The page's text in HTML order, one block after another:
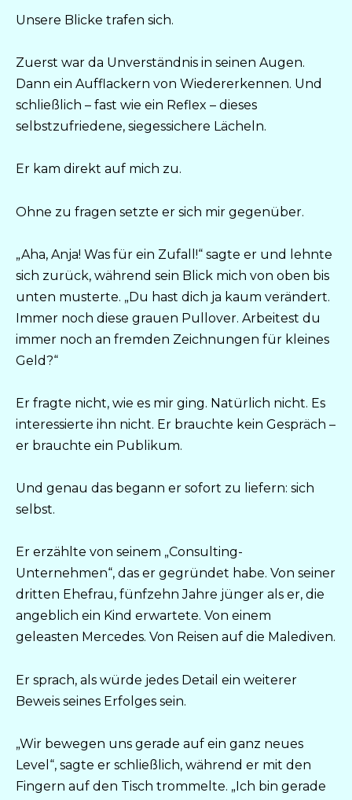
Unsere Blicke trafen sich.
Zuerst war da Unverständnis in seinen Augen.
Dann ein Aufflackern von Wiedererkennen. Und
schließlich – fast wie ein Reflex – dieses
selbstzufriedene, siegessichere Lächeln.
Er kam direkt auf mich zu.
Ohne zu fragen setzte er sich mir gegenüber.
„Aha, Anja! Was für ein Zufall!“ sagte er und lehnte
sich zurück, während sein Blick mich von oben bis
unten musterte. „Du hast dich ja kaum verändert.
Immer noch diese grauen Pullover. Arbeitest du
immer noch an fremden Zeichnungen für kleines
Geld?“
Er fragte nicht, wie es mir ging. Natürlich nicht. Es
interessierte ihn nicht. Er brauchte kein Gespräch –
er brauchte ein Publikum.
Und genau das begann er sofort zu liefern: sich
selbst.
Er erzählte von seinem „Consulting-
Unternehmen“, das er gegründet habe. Von seiner
dritten Ehefrau, fünfzehn Jahre jünger als er, die
angeblich ein Kind erwartete. Von einem
geleasten Mercedes. Von Reisen auf die Malediven.
Er sprach, als würde jedes Detail ein weiterer
Beweis seines Erfolges sein.
„Wir bewegen uns gerade auf ein ganz neues
Level“, sagte er schließlich, während er mit den
Fingern auf den Tisch trommelte. „Ich bin gerade